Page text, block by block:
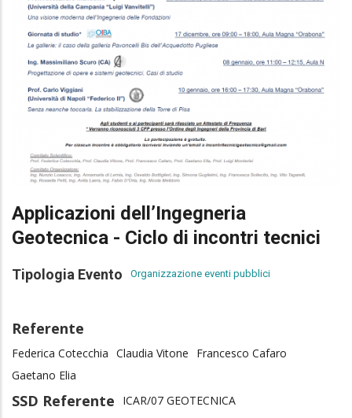
Applicazioni dell’Ingegneria
Geotecnica - Ciclo di incontri tecnici
Tipologia Evento Organizzazione eventi pubblici
Referente
Federica Cotecchia Claudia Vitone
Francesco Cafaro
Gaetano Elia
SSD Referente ICAR/07 GEOTECNICA